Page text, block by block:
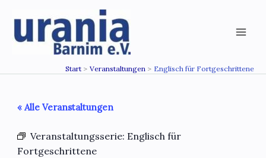
Inhalt
springen
Start Veranstaltungen Englisch für Fortgeschrittene
« Alle Veranstaltungen
Veranstaltungsserie: Englisch für
Fortgeschrittene